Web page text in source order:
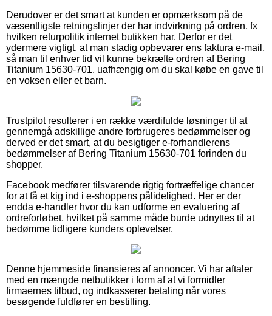
Derudover er det smart at kunden er opmærksom på de
væsentligste retningslinjer der har indvirkning på ordren, fx
hvilken returpolitik internet butikken har. Derfor er det
ydermere vigtigt, at man stadig opbevarer ens faktura e-mail,
så man til enhver tid vil kunne bekræfte ordren af Bering
Titanium 15630-701, uafhængig om du skal købe en gave til
en voksen eller et barn.
Trustpilot resulterer i en række værdifulde løsninger til at
gennemgå adskillige andre forbrugeres bedømmelser og
derved er det smart, at du besigtiger e-forhandlerens
bedømmelser af Bering Titanium 15630-701 forinden du
shopper.
Facebook medfører tilsvarende rigtig fortræffelige chancer
for at få et kig ind i e-shoppens pålidelighed. Her er der
endda e-handler hvor du kan udforme en evaluering af
ordreforløbet, hvilket på samme måde burde udnyttes til at
bedømme tidligere kunders oplevelser.
Denne hjemmeside finansieres af annoncer. Vi har aftaler
med en mængde netbutikker i form af at vi formidler
firmaernes tilbud, og indkasserer betaling når vores
besøgende fuldfører en bestilling.